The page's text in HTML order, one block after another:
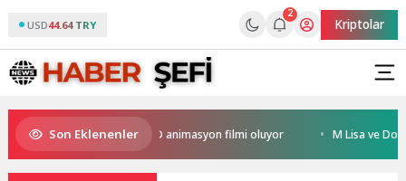
USD44.64 TRY
2
Kriptolar
Son Eklenenler
Türkiye’nin ilk IMAX® animasyon filmi oluyor M Lisa ve Dolu